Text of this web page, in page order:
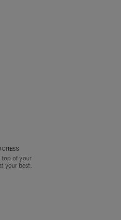
top of your
your best.